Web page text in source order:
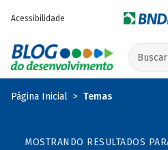
Acessibilidade
Buscar
Página Inicial Temas
MOSTRANDO RESULTADOS